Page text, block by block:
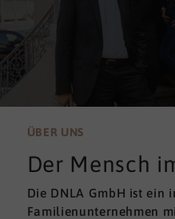
ÜBER UNS
Der Mensch
Die DNLA GmbH ist ein
Familienunternehmen